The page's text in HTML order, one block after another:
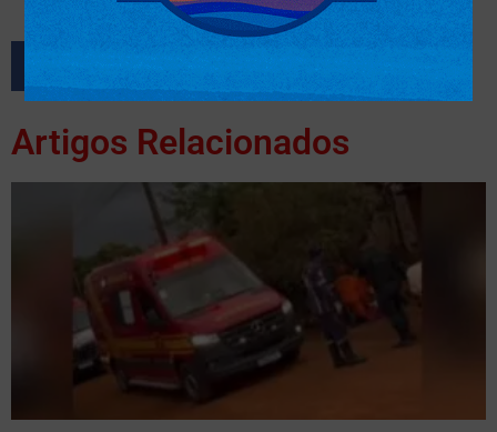
Artigos Relacionados